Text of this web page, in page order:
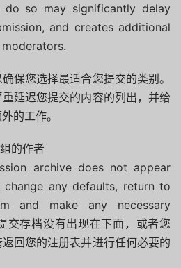
do so may significantly delay
and creates additional
保您选择最适合您提交的类别。
延迟您提交的内容的列出，并给
的工作。
的作者
archive does not appear
any defaults, return to
and make any necessary
交存档没有出现在下面，或者您
回您的注册表并进行任何必要的